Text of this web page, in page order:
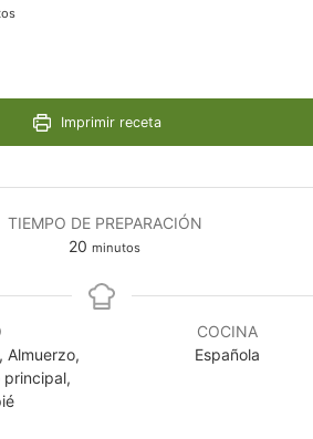
Imprimir receta
TIEMPO DE PREPARACIÓN
20 minutos
minutos
Almuerzo,
principal,
COCINA
Española